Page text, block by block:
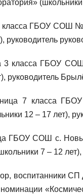
ГБОУ СОШ №
руководитель
3 класса ГБОУ
руководитель
7 класса
12 – 17 лет),
ГБОУ СОШ с.
7 – 12
воспитанники